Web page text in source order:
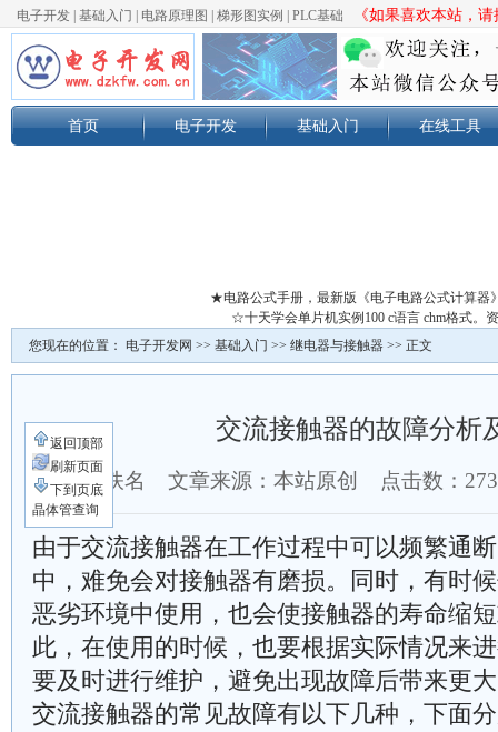
电子开发 基础入门 电路原理图 梯形图实例 PLC基础 《如果喜欢本站，
首页 电子开发 基础入门 在线工具
★电路公式手册，最新版《电子电路公式计算器
☆十天学会单片机实例100 c语言 chm格式。
您现在的位置： 电子开发网 >> 基础入门 >> 继电器与接触器 >> 正文
交流接触器的故障分析
作者：佚名 文章来源：本站原创 点击数：
由于交流接触器在工作过程中可以频繁通
中，难免会对接触器有磨损。同时，有时
恶劣环境中使用，也会使接触器的寿命缩
此，在使用的时候，也要根据实际情况来
要及时进行维护，避免出现故障后带来更
交流接触器的常见故障有以下几种，下面
返回顶部
刷新页面
下到页底
晶体管查询